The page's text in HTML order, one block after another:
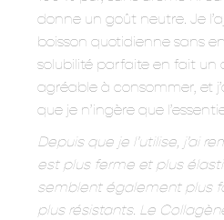
donne un goût neutre. Je
boisson quotidienne sans
solubilité parfaite en fait un
agréable à consommer, et
que je n’ingère que
Depuis que je l’utilise, j’ai
est plus ferme et plus
semblent également plus
plus résistants. Le